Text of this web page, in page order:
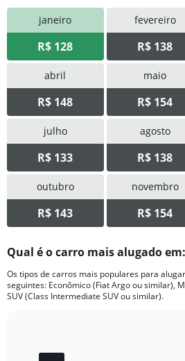
janeiro
R$ 128
fevereiro
R$ 138
abril
R$ 148
maio
R$ 154
julho
R$ 133
agosto
R$ 138
outubro
R$ 143
novembro
R$ 154
Qual é o carro mais alugado
Os tipos de carros mais populares para
seguintes: Econômico (Fiat Argo ou similar),
SUV (Class Intermediate SUV ou similar).
chart